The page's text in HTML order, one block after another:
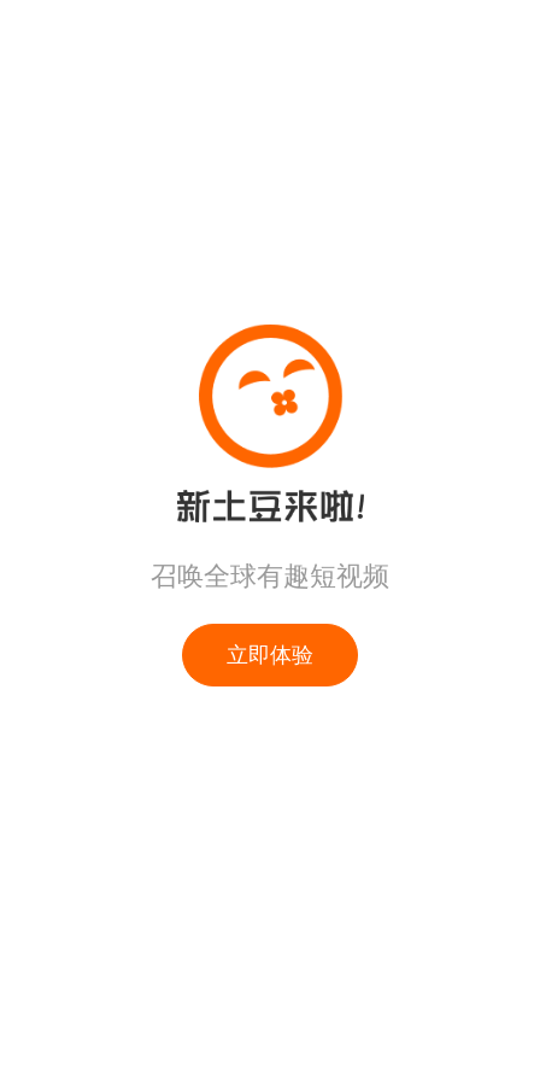
召唤全球有趣短视频
立即体验